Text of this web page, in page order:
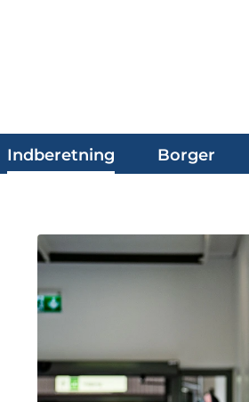
Indberetning Borger